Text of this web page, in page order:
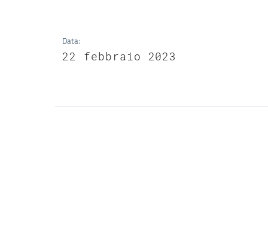
Data:
22 febbraio 2023